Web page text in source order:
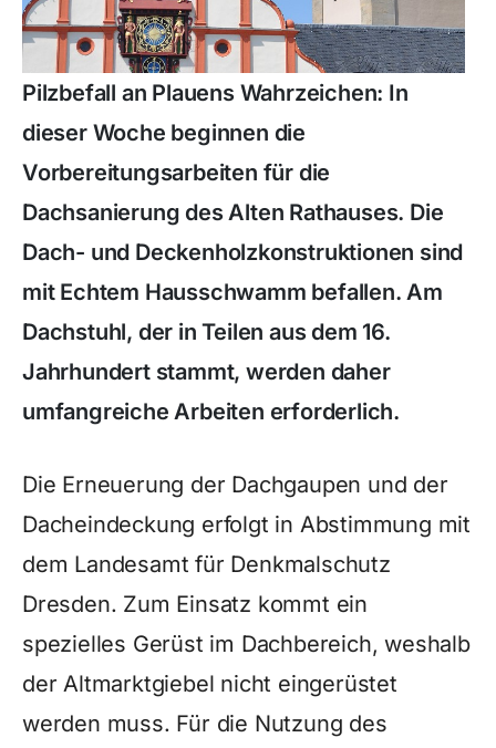
Pilzbefall an Plauens Wahrzeichen: In
dieser Woche beginnen die
Vorbereitungsarbeiten für die
Dachsanierung des Alten Rathauses. Die
Dach- und Deckenholzkonstruktionen sind
mit Echtem Hausschwamm befallen. Am
Dachstuhl, der in Teilen aus dem 16.
Jahrhundert stammt, werden daher
umfangreiche Arbeiten erforderlich.
Die Erneuerung der Dachgaupen und der
Dacheindeckung erfolgt in Abstimmung mit
dem Landesamt für Denkmalschutz
Dresden. Zum Einsatz kommt ein
spezielles Gerüst im Dachbereich, weshalb
der Altmarktgiebel nicht eingerüstet
werden muss. Für die Nutzung des